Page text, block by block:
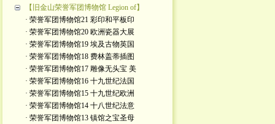
【旧金山荣誉军团博物馆 Legion of】
· 荣誉军团博物馆21 彩印和平板印
· 荣誉军团博物馆20 欧洲瓷器大展
· 荣誉军团博物馆19 埃及古物英国
· 荣誉军团博物馆18 费林盖蒂插图
· 荣誉军团博物馆17 雕像无头宝 美
· 荣誉军团博物馆16 十九世纪法国
· 荣誉军团博物馆15 十九世纪欧洲
· 荣誉军团博物馆14 十八世纪法意
· 荣誉军团博物馆13 镇馆之宝圣母